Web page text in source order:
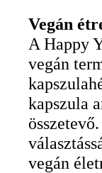
Vegán
A Happy
vegán
kapszula
vegán